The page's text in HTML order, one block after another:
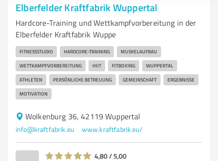
Elberfelder Kraftfabrik Wuppertal
Hardcore-Training und Wettkampfvorbereitung in der
Elberfelder Kraftfabrik Wuppe
FITNESSSTUDIO HARDCORE-TRAINING MUSKELAUFBAU
WETTKAMPFVORBEREITUNG HIIT FITBOXING WUPPERTAL
ATHLETEN PERSÖNLICHE BETREUUNG GEMEINSCHAFT ERGEBNISSE
MOTIVATION
Wolkenburg 36, 42119 Wuppertal
info@kraftfabrik.eu www.kraftfabrik.eu/
4,80 / 5,00